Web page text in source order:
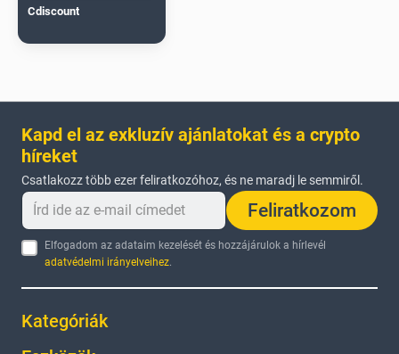
Cdiscount
Kapd el az exkluzív ajánlatokat és a crypto
híreket
Csatlakozz több ezer feliratkozóhoz, és ne maradj le semmiről.
Feliratkozom
Elfogadom az adataim kezelését és hozzájárulok a hírlevél
adatvédelmi irányelveihez.
Kategóriák